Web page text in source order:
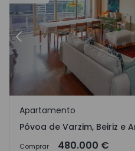
Anterior
Póvoa de Varzim, Beiriz e
Apartamento
Póvoa de Varzim, Beiriz e
Comprar 480.000 €